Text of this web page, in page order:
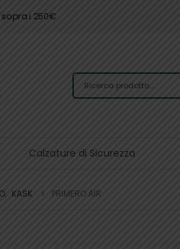
i 250€
Calzature di Sicurezza
, KASK PRIMERO AIR